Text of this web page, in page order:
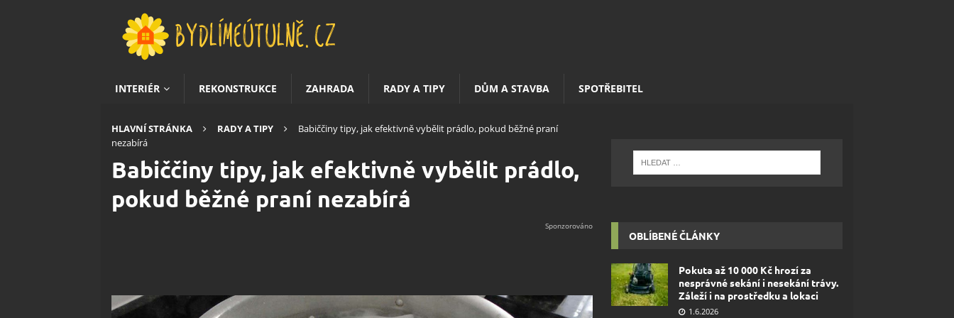
INTERIÉR REKONSTRUKCE ZAHRADA RADY A TIPY DŮM A STAVBA SPOTŘEBITEL
HLAVNÍ STRÁNKA RADY A TIPY
Babiččiny tipy, jak efektivně vybělit prádlo, pokud běžné praní
nezabírá
Babiččiny tipy, jak efektivně vybělit prádlo,
pokud běžné praní nezabírá
OBLÍBENÉ ČLÁNKY
Pokuta až 10 000 Kč hrozí za
nesprávné sekání i nesekání trávy.
Záleží i na prostředku a lokaci
1.6.2026